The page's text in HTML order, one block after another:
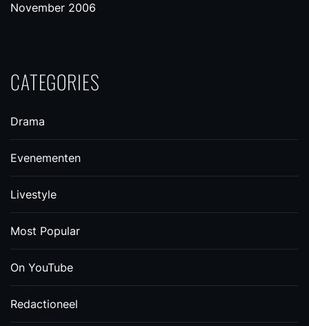
November 2006
CATEGORIES
Drama
Evenementen
Livestyle
Most Popular
On YouTube
Redactioneel